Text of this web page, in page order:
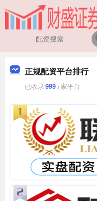
正规配资平台排行
已收录999+家平台